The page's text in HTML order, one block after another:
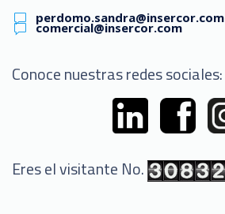
comercial@insercor.com
perdomo.sandra@insercor.com
Conoce nuestras redes sociales:
Eres el visitante No.